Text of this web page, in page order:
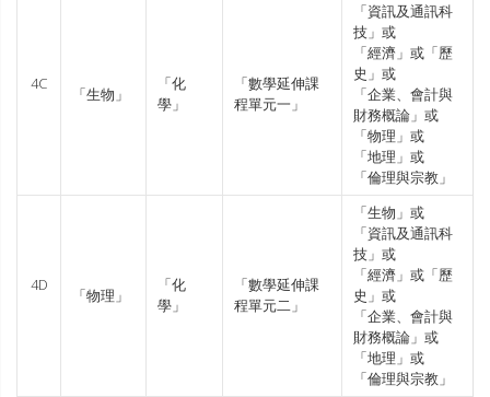
4C
「生物」
「化
學」
「數學延伸課
程單元一」
「資訊及通訊科
技」或
「經濟」或「歷
史」或
「企業、會計與
財務概論」或
「物理」或
「地理」或
「倫理與宗教」
4D
「物理」
「化
學」
「數學延伸課
程單元二」
「生物」或
「資訊及通訊科
技」或
「經濟」或「歷
史」或
「企業、會計與
財務概論」或
「地理」或
「倫理與宗教」